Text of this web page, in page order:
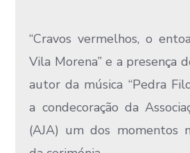
“Cravos vermelhos, o
Vila Morena” e a presença
autor da música “Pedra
a condecoração da
(AJA) um dos momentos